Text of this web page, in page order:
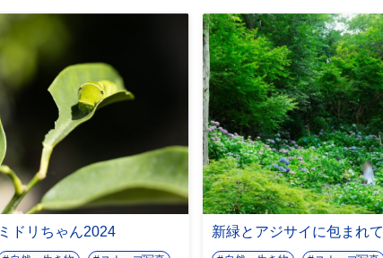
ミドリちゃん2024 新緑とアジサイに包まれて